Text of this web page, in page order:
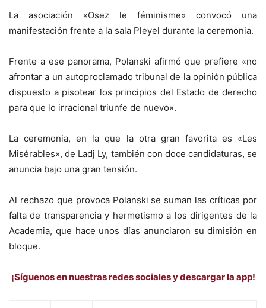
La asociación «Osez le féminisme» convocó una
manifestación frente a la sala Pleyel durante la ceremonia.
Frente a ese panorama, Polanski afirmó que prefiere «no
afrontar a un autoproclamado tribunal de la opinión pública
dispuesto a pisotear los principios del Estado de derecho
para que lo irracional triunfe de nuevo».
La ceremonia, en la que la otra gran favorita es «Les
Misérables», de Ladj Ly, también con doce candidaturas, se
anuncia bajo una gran tensión.
Al rechazo que provoca Polanski se suman las críticas por
falta de transparencia y hermetismo a los dirigentes de la
Academia, que hace unos días anunciaron su dimisión en
bloque.
¡Síguenos en nuestras redes sociales y descargar la app!